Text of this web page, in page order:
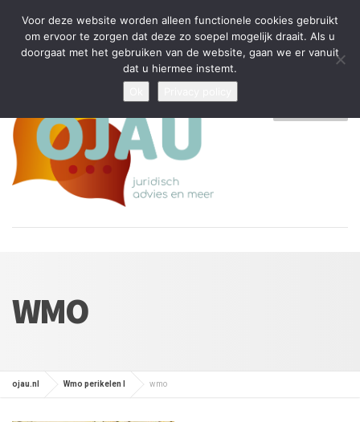
Tijdelijke stop: wegens drukte kan ik beperkt nieuwe zaken aannemen
en vragen beantwoorden
Algemene Voorwaarden
Disclaimer Privacybeleid
WMO
ojau.nl Wmo perikelen I wmo
Voor deze website worden alleen functionele cookies gebruikt
om ervoor te zorgen dat deze zo soepel mogelijk draait. Als u
doorgaat met het gebruiken van de website, gaan we er vanuit
dat u hiermee instemt.